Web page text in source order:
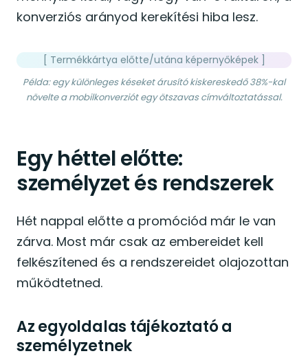
konverziós arányod kerekítési hiba lesz.
[ Termékkártya előtte/utána képernyőképek ]
Példa: egy különleges késeket árusító kiskereskedő 38%-kal
növelte a mobilkonverziót egy ötszavas címváltoztatással.
Egy héttel előtte:
személyzet és rendszerek
Hét nappal előtte a promóciód már le van
zárva. Most már csak az embereidet kell
felkészítened és a rendszereidet olajozottan
működtetned.
Az egyoldalas tájékoztató a
személyzetnek